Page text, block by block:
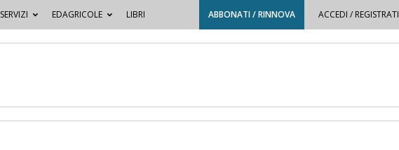
SERVIZI EDAGRICOLE LIBRI ABBONATI / RINNOVA ACCEDI / REGISTRATI